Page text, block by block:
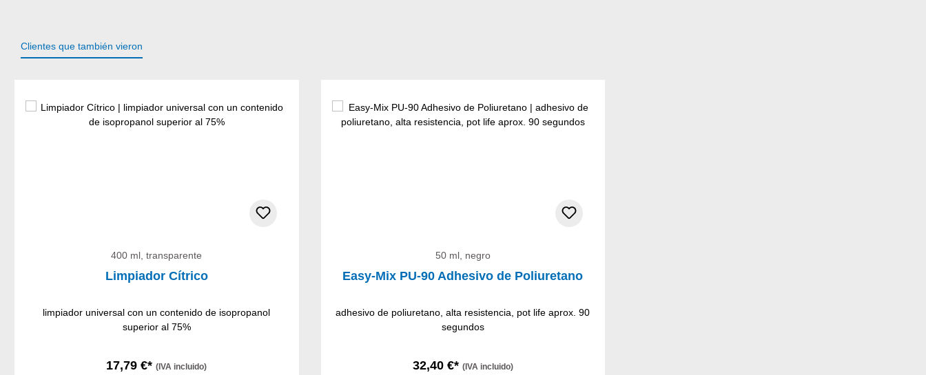
Clientes que también vieron
400 ml, transparente
Limpiador Cítrico
limpiador universal con un contenido de isopropanol
superior al 75%
17,79 €*(IVA incluido)
50 ml, negro
Easy-Mix PU-90 Adhesivo de Poliuretano
adhesivo de poliuretano, alta resistencia, pot life aprox. 90
segundos
32,40 €* (IVA incluido)